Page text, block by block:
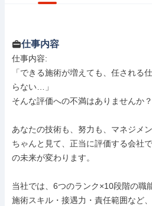
仕事内容
仕事内容:
「できる施術が増えても、任される
らない…」
そんな評価への不満はありませんか？
あなたの技術も、努力も、マネジ
ちゃんと見て、正当に評価する会社
の未来が変わります。
当社では、6つのランク×10段階の職
施術スキル・接遇力・責任範囲など